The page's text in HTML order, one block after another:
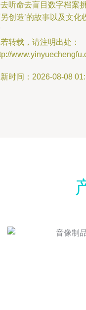
听命去盲目数字档案
创造’的故事以及文
转载，请注明出处：
时间：2026-08-08